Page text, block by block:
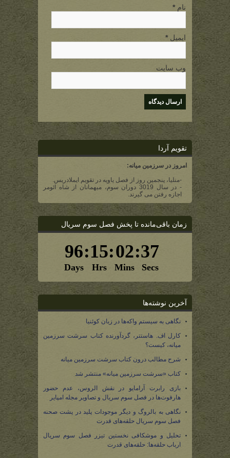
نام *
ایمیل *
وب سایت
تقویم آردا
امروز در سرزمین میانه:
-منلیا، پنجمین روز از فصل یاویه در تقویم ایملادریس.
- در سال 3019 دوران سوم، میهمانان از شاه ائومر
اجازه رفتن می گیرند.
زمان باقی‌مانده تا پخش فصل سوم سریال
آخرین نوشته‌ها
نگاهی به سیستم واکه‌ها در زبان کوئنیا
کارل اف. هاستتر، گردآورنده کتاب سرشت سرزمین
میانه، کیست؟
شرح مطالب درون کتاب سرشت سرزمین میانه
کتاب «سرشت سرزمین میانه» منتشر شد
بازی رابرت آرامایو در نقش الروس، عدم حضور
هارفوت‌ها در فصل سوم سریال و تصاویر مجله امپایر
نگاهی به بالروگ و دیگر موجودات پلید در پشت صحنه
فصل سوم سریال حلقه‌های قدرت
تحلیل و موشکافی نخستین تیزر فصل سوم سریال
ارباب حلقه‌ها: حلقه‌های قدرت